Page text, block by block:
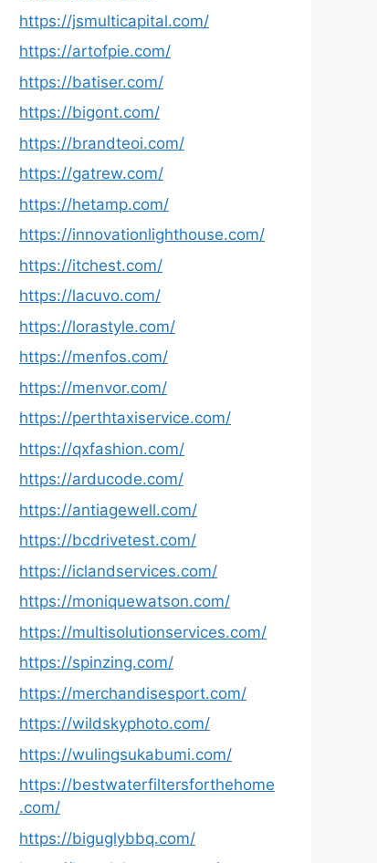
https://jsmulticapital.com/
https://artofpie.com/
https://batiser.com/
https://bigont.com/
https://brandteoi.com/
https://gatrew.com/
https://hetamp.com/
https://innovationlighthouse.com/
https://itchest.com/
https://lacuvo.com/
https://lorastyle.com/
https://menfos.com/
https://menvor.com/
https://perthtaxiservice.com/
https://qxfashion.com/
https://arducode.com/
https://antiagewell.com/
https://bcdrivetest.com/
https://iclandservices.com/
https://moniquewatson.com/
https://multisolutionservices.com/
https://spinzing.com/
https://merchandisesport.com/
https://wildskyphoto.com/
https://wulingsukabumi.com/
https://bestwaterfiltersforthehome
.com/
https://biguglybbq.com/